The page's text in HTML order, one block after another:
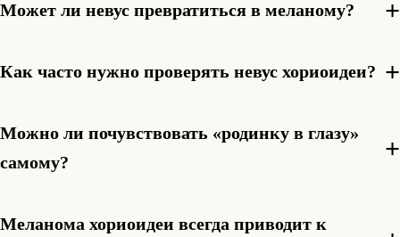
Может ли невус превратиться в меланому?
Как часто нужно проверять невус хориоидеи?
Можно ли почувствовать «родинку в глазу»
самому?
Меланома хориоидеи всегда приводит к